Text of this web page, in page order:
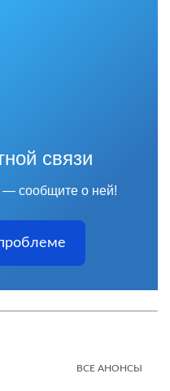
связи
— сообщите о ней!
ВСЕ АНОНСЫ